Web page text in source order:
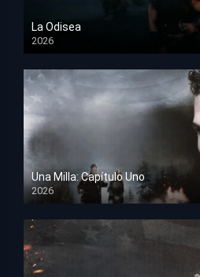
La Odisea
2026
TS Screener
Una Milla: Capítulo Uno
2026
HD 1080p